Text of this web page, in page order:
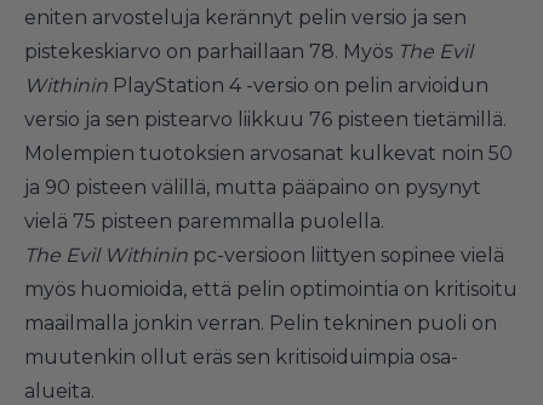
eniten arvosteluja kerännyt pelin versio ja sen
pistekeskiarvo on parhaillaan 78. Myös The Evil
Withinin PlayStation 4 -versio on pelin arvioidun
versio ja sen pistearvo liikkuu 76 pisteen tietämillä.
Molempien tuotoksien arvosanat kulkevat noin 50
ja 90 pisteen välillä, mutta pääpaino on pysynyt
vielä 75 pisteen paremmalla puolella.
The Evil Withinin pc-versioon liittyen sopinee vielä
myös huomioida, että pelin optimointia on kritisoitu
maailmalla jonkin verran. Pelin tekninen puoli on
muutenkin ollut eräs sen kritisoiduimpia osa-
alueita.